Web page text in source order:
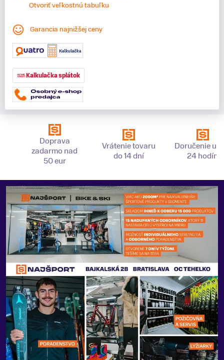
Otvoriť veľkostnú tabuľku
Garancia najnižšej ceny
Kalkulačka splátok
Doprava
zadarmo nad
50 eur
Vrátenie tovaru
do 14 dní
Doručenie už
24 hodín